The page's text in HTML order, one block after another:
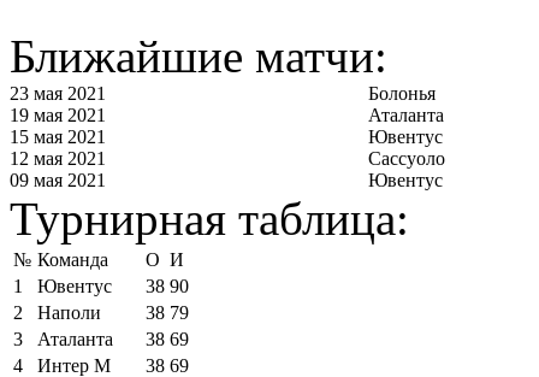
Ближайшие матчи:
23 мая 2021
Болонья
19 мая 2021
Аталанта
15 мая 2021
Ювентус
12 мая 2021
Сассуоло
09 мая 2021
Ювентус
Турнирная таблица:
№ Команда О И
1
Ювентус 38 90
2
Наполи 38 79
3
Аталанта 38 69
4
Интер М 38 69